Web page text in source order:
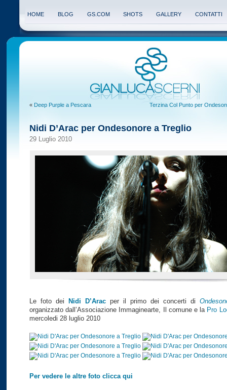
HOME BLOG GS.COM SHOTS GALLERY CONTATTI
« Deep Purple a Pescara Terzina Col Punto per
Nidi D’Arac per Ondesonore a Treglio
29 Luglio 2010
Le foto dei Nidi D’Arac per il primo dei concerti di
organizzato dall’Associazione Immaginearte, Il comune e la Pro
mercoledi 28 luglio 2010
Per vedere le altre foto clicca qui